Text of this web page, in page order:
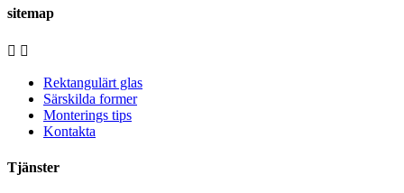
sitemap
 
Rektangulärt glas
Särskilda former
Monterings tips
Kontakta
Tjänster